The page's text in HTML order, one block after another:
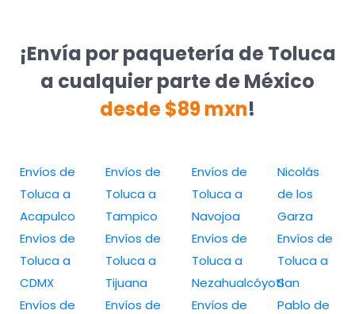
¡Envía por paquetería de Toluca
a cualquier parte de México
desde $89 mxn!
Envíos de
Toluca a
Acapulco
Envíos de
Toluca a
CDMX
Envíos de
Envíos de
Toluca a
Tampico
Envíos de
Toluca a
Tijuana
Envíos de
Envíos de
Toluca a
Navojoa
Envíos de
Toluca a
Nezahualcóyotl
Envíos de
Nicolás
de los
Garza
Envíos de
Toluca a
San
Pablo de